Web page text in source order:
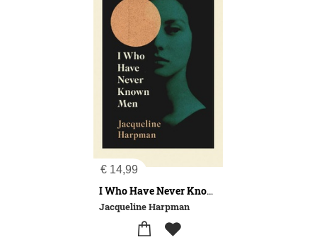
€ 14,99
I Who Have Never Known Men
Jacqueline Harpman